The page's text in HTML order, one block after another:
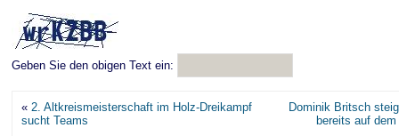
Geben Sie den obigen Text ein:
« 2. Altkreismeisterschaft im Holz-Dreikampf
sucht Teams
Dominik Britsch
bereits auf